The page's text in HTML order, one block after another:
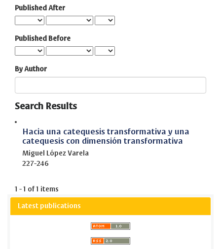
Published After
Published Before
By Author
Search Results
Hacia una catequesis transformativa y una
catequesis con dimensión transformativa
Miguel López Varela
227-246
1 - 1 of 1 items
Latest publications